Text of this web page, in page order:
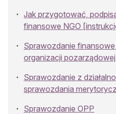
Jak przygotować,
finansowe NGO
Sprawozdanie
organizacji pozarządowej
Sprawozdanie z
sprawozdania
Sprawozdanie OPP